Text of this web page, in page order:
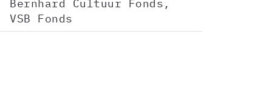
Bernhard Cultuur Fonds,
VSB Fonds